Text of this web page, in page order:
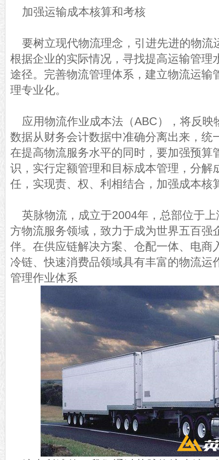
加强运输成本核算和考核
要树立现代物流理念，引进先进的物流
根据企业的实际情况，寻找提高运输管理
途径。完善物流管理体系，建立物流运输
理专业化。
应用物流作业成本法（ABC），将反映
数据从财务会计数据中准确分离出来，统
在提高物流服务水平的同时，要加强预算
识，实行定额管理和目标成本管理，分解
任，实现责、权、利相结合，加强成本核
英脉物流，成立于2004年，总部位于
方物流服务领域，致力于成为世界五百强
伴。在供应链解决方案、仓配一体、电商
冷链、快速消费品领域具有丰富的物流运
管理作业体系